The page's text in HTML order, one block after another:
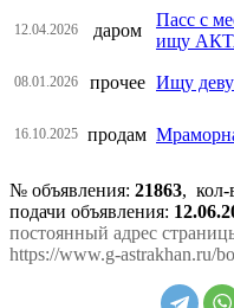
12.04.2026 даром
Пасс с
ищу
08.01.2026 прочее Ищу
16.10.2025 продам
№ объявления: 21863, кол-
подачи объявления:
постоянный адрес
https://www.g-astrakhan.ru/